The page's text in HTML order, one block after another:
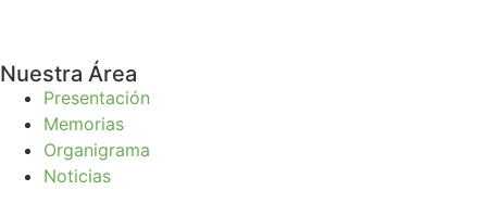
Nuestra Área
Presentación
Memorias
Organigrama
Noticias